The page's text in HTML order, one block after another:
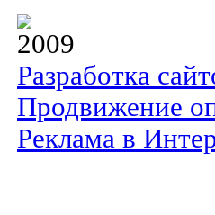
2009
Разработка
Продвижение
Реклама в